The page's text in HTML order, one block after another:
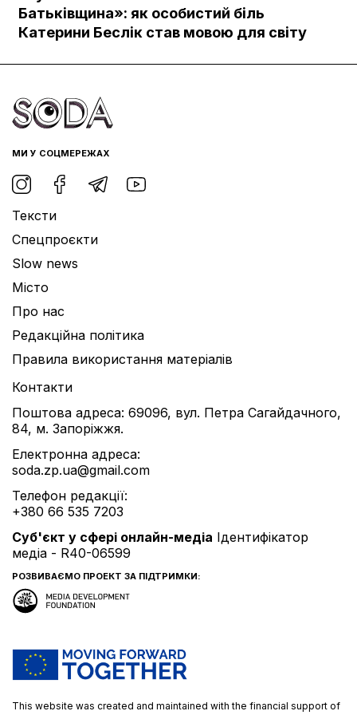
Документи
Батьківщина»: як особистий біль
Катерини Беслік став мовою для світу
МИ У СОЦМЕРЕЖАХ
Тексти
Спецпроєкти
Slow news
Місто
Про нас
Редакційна політика
Правила використання матеріалів
Контакти
Поштова адреса: 69096, вул. Петра Сагайдачного,
84, м. Запоріжжя.
Електронна адреса:
soda.zp.ua@gmail.com
Телефон редакції:
+380 66 535 7203
Cуб'єкт у сфері онлайн-медіа Ідентифікатор
медіа - R40-06599
РОЗВИВАЄМО ПРОЕКТ ЗА ПІДТРИМКИ:
This website was created and maintained with the financial support of